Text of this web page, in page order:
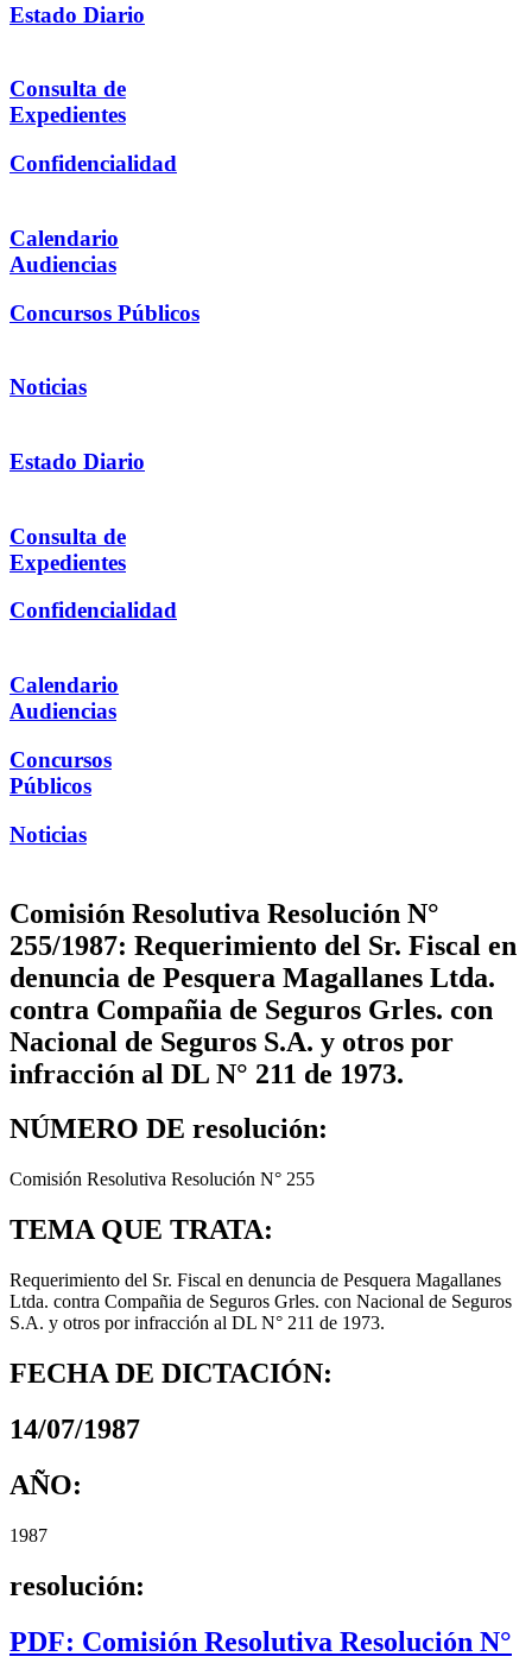
Estado Diario
Consulta de
Expedientes
Confidencialidad
Calendario
Audiencias
Concursos Públicos
Noticias
Estado Diario
Consulta de
Expedientes
Confidencialidad
Calendario
Audiencias
Concursos
Públicos
Noticias
Comisión Resolutiva Resolución N°
255/1987: Requerimiento del Sr. Fiscal en
denuncia de Pesquera Magallanes Ltda.
contra Compañia de Seguros Grles. con
Nacional de Seguros S.A. y otros por
infracción al DL N° 211 de 1973.
NÚMERO DE resolución:
Comisión Resolutiva Resolución N° 255
TEMA QUE TRATA:
Requerimiento del Sr. Fiscal en denuncia de Pesquera Magallanes
Ltda. contra Compañia de Seguros Grles. con Nacional de Seguros
S.A. y otros por infracción al DL N° 211 de 1973.
FECHA DE DICTACIÓN:
14/07/1987
AÑO:
1987
resolución:
PDF: Comisión Resolutiva Resolución N°